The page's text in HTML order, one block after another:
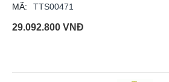
MÃ:
TTS00471
29.092.800 VNĐ